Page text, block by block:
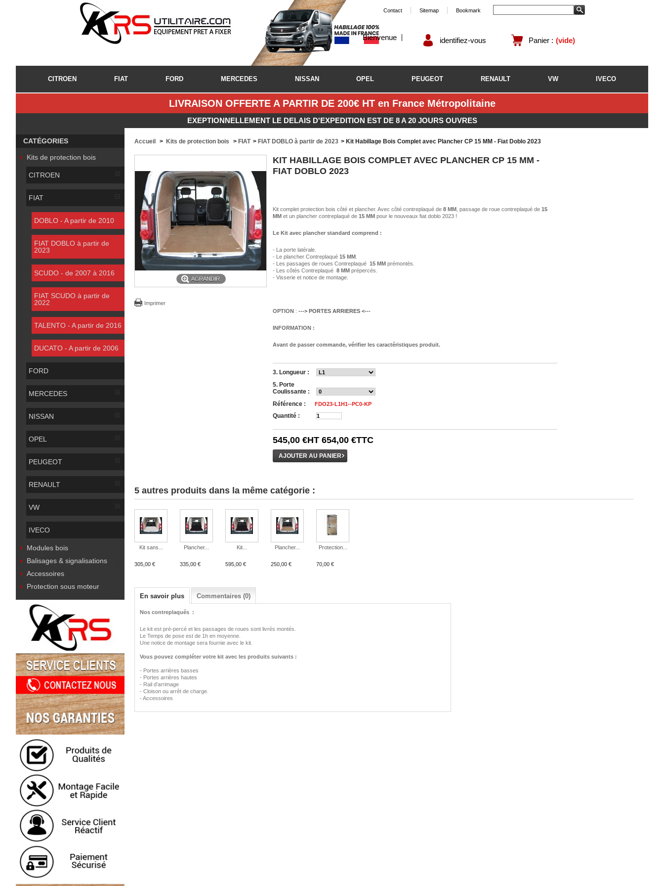
Contact Sitemap Bookmark
Bienvenue identifiez-vous Panier : (vide)
CITROEN FIAT FORD MERCEDES NISSAN OPEL PEUGEOT RENAULT VW IVECO
LIVRAISON OFFERTE A PARTIR DE 200€ HT en France Métropolitaine
EXEPTIONNELLEMENT LE DELAIS D'EXPEDITION EST DE 8 A 20 JOURS OUVRES
CATÉGORIES
Kits de protection bois
CITROEN
FIAT
DOBLO - A partir de 2010
FIAT DOBLO à partir de
2023
SCUDO - de 2007 à 2016
FIAT SCUDO à partir de
2022
TALENTO - A partir de 2016
DUCATO - A partir de 2006
FORD
MERCEDES
NISSAN
OPEL
PEUGEOT
RENAULT
VW
IVECO
Modules bois
Balisages & signalisations
Accessoires
Protection sous moteur
Accueil > Kits de protection bois > FIAT > FIAT DOBLO à partir de 2023 > Kit Habillage Bois Complet avec Plancher CP 15 MM - Fiat Doblo 2023
AGRANDIR
Imprimer
KIT HABILLAGE BOIS COMPLET AVEC PLANCHER CP 15 MM -
FIAT DOBLO 2023
Kit complet protection bois côté et plancher. Avec côté contreplaqué de 8 MM , passage de roue contreplaqué de 15
MM et un plancher contreplaqué de 15 MM pour le nouveaux fiat doblo 2023 !
Le Kit avec plancher standard comprend :
- La porte latérale.
- Le plancher Contreplaqué 15 MM
- Les passages de roues Contreplaqué 15 MM prémontés.
- Les côtés Contreplaqué 8 MM prépercés.
- Visserie et notice de montage.
OPTION : ---> PORTES ARRIERES <---
INFORMATION :
Avant de passer commande, vérifier les caractéristiques produit.
3. Longueur :
5. Porte
Coulissante :
Référence :
FDO23-L1H1--PC0-KP
Quantité :
545,00 €HT 654,00 €TTC
5 autres produits dans la même catégorie :
Kit sans...
305,00 €
Plancher...
335,00 €
Kit...
595,00 €
Plancher...
250,00 €
Protection...
70,00 €
En savoir plus Commentaires (0)
Nos contreplaqués :
Le kit est pré-percé et les passages de roues sont livrés montés.
Le Temps de pose est de 1h en moyenne.
Une notice de montage sera fournie avec le kit.
Vous pouvez compléter votre kit avec les produits suivants :
- Portes arrières basses
- Portes arrières hautes
- Rail d'arrimage
- Cloison ou arrêt de charge.
- Accessoires